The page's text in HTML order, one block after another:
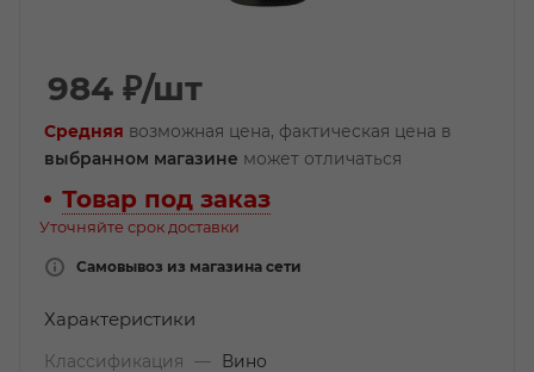
984 ₽/шт
Средняя возможная цена, фактическая цена в
выбранном магазине может отличаться
Товар под заказ
Уточняйте срок доставки
Самовывоз из магазина сети
Характеристики
Классификация —
Вино